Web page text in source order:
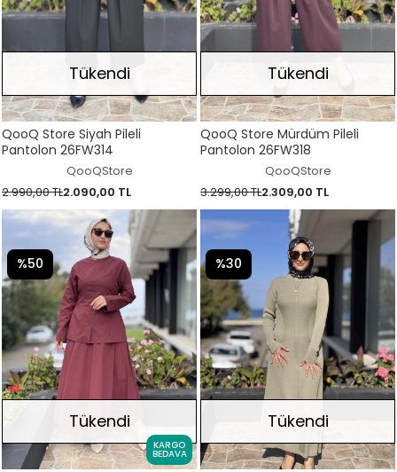
Tükendi
QooQ Store Siyah Pileli
Pantolon 26FW314
QooQStore
2.990,00 TL2.090,00 TL
Tükendi
QooQ Store Mürdüm Pileli
Pantolon 26FW318
QooQStore
3.299,00 TL2.309,00 TL
KARGO
BEDAVA
Tükendi
%50
Tükendi
%30